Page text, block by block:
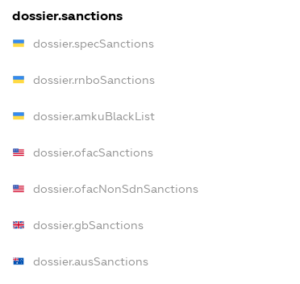
dossier.sanctions
dossier.specSanctions
dossier.rnboSanctions
dossier.amkuBlackList
dossier.ofacSanctions
dossier.ofacNonSdnSanctions
dossier.gbSanctions
dossier.ausSanctions